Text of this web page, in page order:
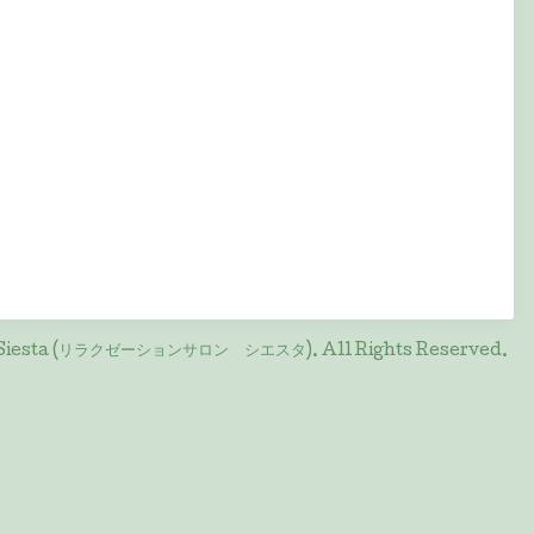
(リラクゼーションサロン シエスタ). All Rights Reserved.